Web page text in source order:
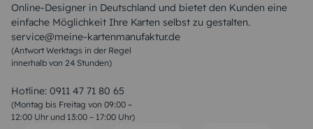
Online-Designer in Deutschland und bietet den Kunden eine
einfache Möglichkeit Ihre Karten selbst zu gestalten.
service@meine-kartenmanufaktur.de
(Antwort Werktags in der Regel
innerhalb von 24 Stunden)
Hotline: 0911 47 71 80 65
(Montag bis Freitag von 09:00 –
12:00 Uhr und 13:00 – 17:00 Uhr)
Sommer Sprüche
Muttertagssprüche
Sprüche zur Hochzeit
Sprüche zur Konfirmation & Kommunion
Weihnachtsgedichte
Liebessprüche
Geburtstagssprüche
Trauersprüche